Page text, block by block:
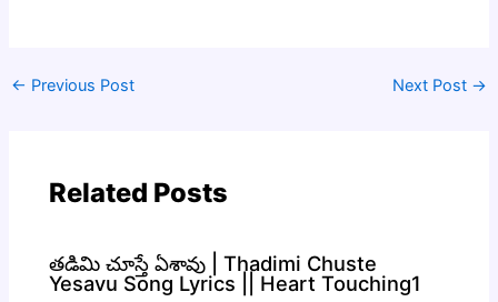
← Previous Post Next Post →
Related Posts
తడిమి చూస్తే ఏశావు | Thadimi Chuste
Yesavu Song Lyrics || Heart Touching1